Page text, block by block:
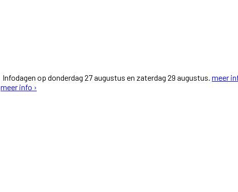
Infodagen op donderdag 27 augustus en zaterdag 29 augustus. meer
meer info ›